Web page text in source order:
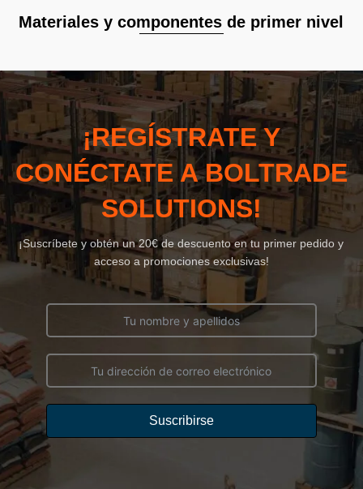
Materiales y componentes de primer nivel
¡REGÍSTRATE Y
CONÉCTATE A BOLTRADE
SOLUTIONS!
¡Suscríbete y obtén un 20€ de descuento en tu primer pedido y
acceso a promociones exclusivas!
Suscribirse